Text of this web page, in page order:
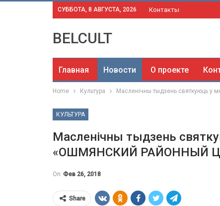
СУББОТА, 8 АВГУСТА, 2026 Контакты
BELCULT
Главная Новости О проекте
Home Культура Масленічны тыдзень святкуюць у
КУЛЬТУРА
Масленічны тыдзень
«ОШМЯНСКИЙ РАЙОННЫЙ
On Фев 26, 2018
Share